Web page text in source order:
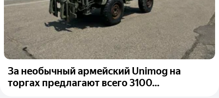
За необычный армейский Unimog на
торгах предлагают всего 3100...